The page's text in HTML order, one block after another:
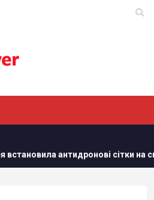
своїх субмаринах, розташованих